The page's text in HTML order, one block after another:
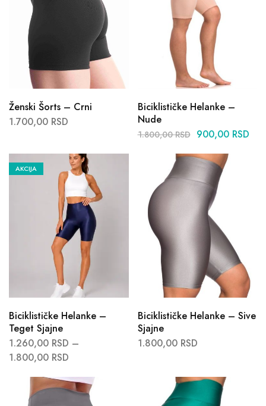
Ženski Šorts – Crni
1.700,00 RSD
Biciklističke Helanke –
Nude
1.800,00RSD 900,00 RSD
AKCIJA
Biciklističke Helanke –
Teget Sjajne
1.260,00 RSD –
1.800,00 RSD
Biciklističke Helanke – Sive
Sjajne
1.800,00 RSD